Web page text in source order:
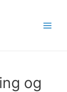
og